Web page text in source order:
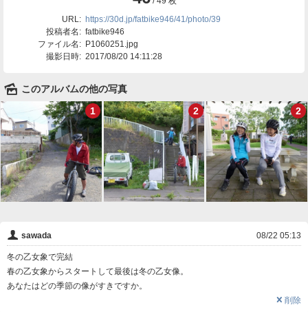
URL: https://30d.jp/fatbike946/41/photo/39
投稿者名: fatbike946
ファイル名: P1060251.jpg
撮影日時: 2017/08/20 14:11:28
🌄 このアルバムの他の写真
1
2 2
👤 sawada 08/22 05:13
冬の乙女象で完結
春の乙女象からスタートして最後は冬の乙女像。
あなたはどの季節の像がすきですか。
❌ 削除